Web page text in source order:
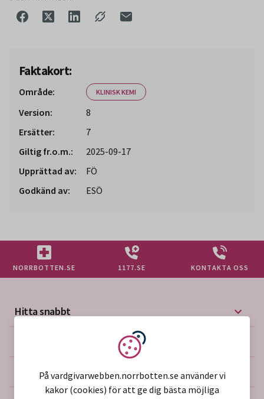
Faktakort:
Område: KLINISK KEMI
Version:
8
Ersätter:
7
Giltig fr.o.m.:
2025-09-17
Upprättad av:
FÖ
Godkänd av:
ESÖ
NORRBOTTEN.SE 1177.SE KONTAKTA OSS
Hitta snabbt
Mer på vårdgivarwebben
Om webbplatsen
Vi använder kakor
På vardgivarwebben.norrbotten.se använder vi
kakor (cookies) för att ge dig bästa möjliga